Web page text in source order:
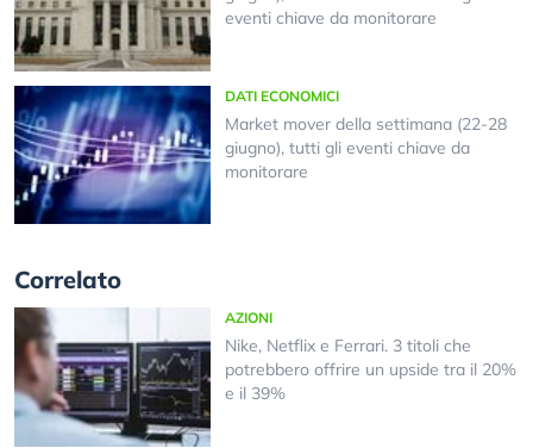
eventi chiave da monitorare
DATI ECONOMICI
Market mover della settimana (22-28
giugno), tutti gli eventi chiave da
monitorare
Correlato
AZIONI
Nike, Netflix e Ferrari. 3 titoli che
potrebbero offrire un upside tra il 20%
e il 39%